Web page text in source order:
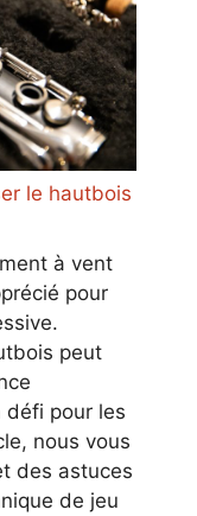
le hautbois
à vent
pour
peut
défi pour les
nous vous
des astuces
de jeu